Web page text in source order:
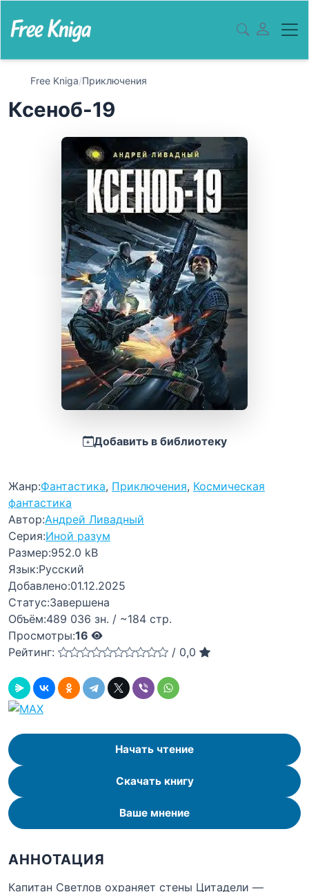
Free Kniga/Приключения
Ксеноб-19
Добавить в библиотеку
Жанр:Фантастика, Приключения, Космическая
фантастика
Автор:Андрей Ливадный
Серия:Иной разум
Размер:952.0 kB
Язык:Русский
Добавлено:01.12.2025
Статус:Завершена
Объём:489 036 зн. / ~184 стр.
Просмотры:16
Рейтинг:
/ 0,0
Начать чтение
Скачать книгу
Ваше мнение
АННОТАЦИЯ
Капитан Светлов охраняет стены Цитадели —